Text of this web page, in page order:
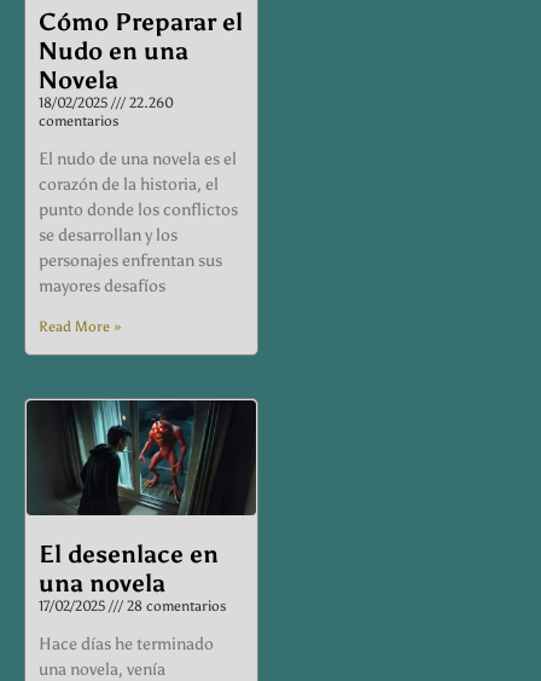
Cómo Preparar el
Nudo en una
Novela
18/02/2025
22.260
comentarios
El nudo de una novela es el
corazón de la historia, el
punto donde los conflictos
se desarrollan y los
personajes enfrentan sus
mayores desafíos
Read More »
El desenlace en
una novela
17/02/2025 28 comentarios
Hace días he terminado
una novela, venía